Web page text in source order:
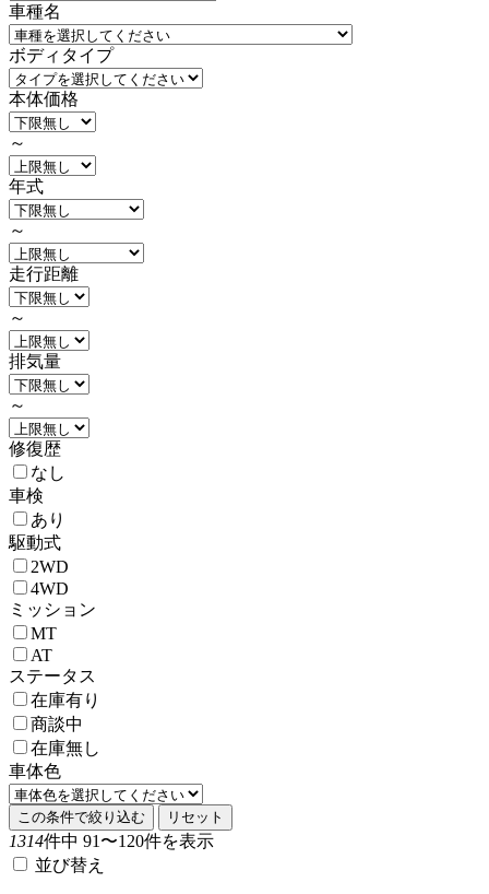
車種名
ボディタイプ
本体価格
～
年式
～
走行距離
～
排気量
～
修復歴
なし
車検
あり
駆動式
2WD
4WD
ミッション
MT
AT
ステータス
在庫有り
商談中
在庫無し
車体色
この条件で絞り込む リセット
1314件中 91〜120件を表示
並び替え